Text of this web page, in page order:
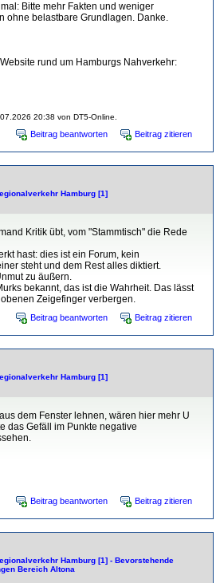
Bitte mehr Fakten und weniger
ohne belastbare Grundlagen. Danke.
rund um Hamburgs Nahverkehr:
20:38 von DT5-Online.
Beitrag beantworten Beitrag zitieren
Hamburg [1]
Kritik übt, vom "Stammtisch" die Rede
hast: dies ist ein Forum, kein
steht und dem Rest alles diktiert.
zu äußern.
bekannt, das ist die Wahrheit. Das lässt
Zeigefinger verbergen.
Beitrag beantworten Beitrag zitieren
Hamburg [1]
dem Fenster lehnen, wären hier mehr U
das Gefäll im Punkte negative
Beitrag beantworten Beitrag zitieren
Hamburg [1] - Bevorstehende
Bereich Altona